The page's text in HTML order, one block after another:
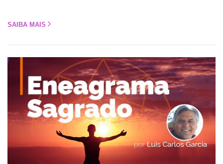
SAIBA MAIS